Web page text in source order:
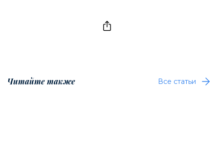
Читайте также Все статьи